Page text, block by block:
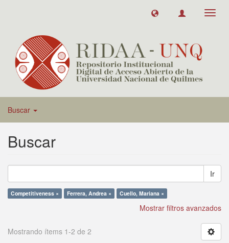
Buscar
Buscar
Ir
Competitiveness × Ferrera, Andrea × Cuello, Mariana ×
Mostrar filtros avanzados
Mostrando ítems 1-2 de 2